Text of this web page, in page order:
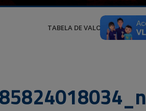
TABELA DE VALORES